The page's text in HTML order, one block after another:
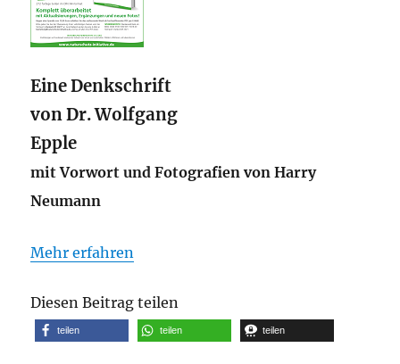
Eine Denkschrift
von Dr. Wolfgang
Epple
mit Vorwort und Fotografien von Harry
Neumann
Mehr erfahren
Diesen Beitrag teilen
teilen teilen teilen